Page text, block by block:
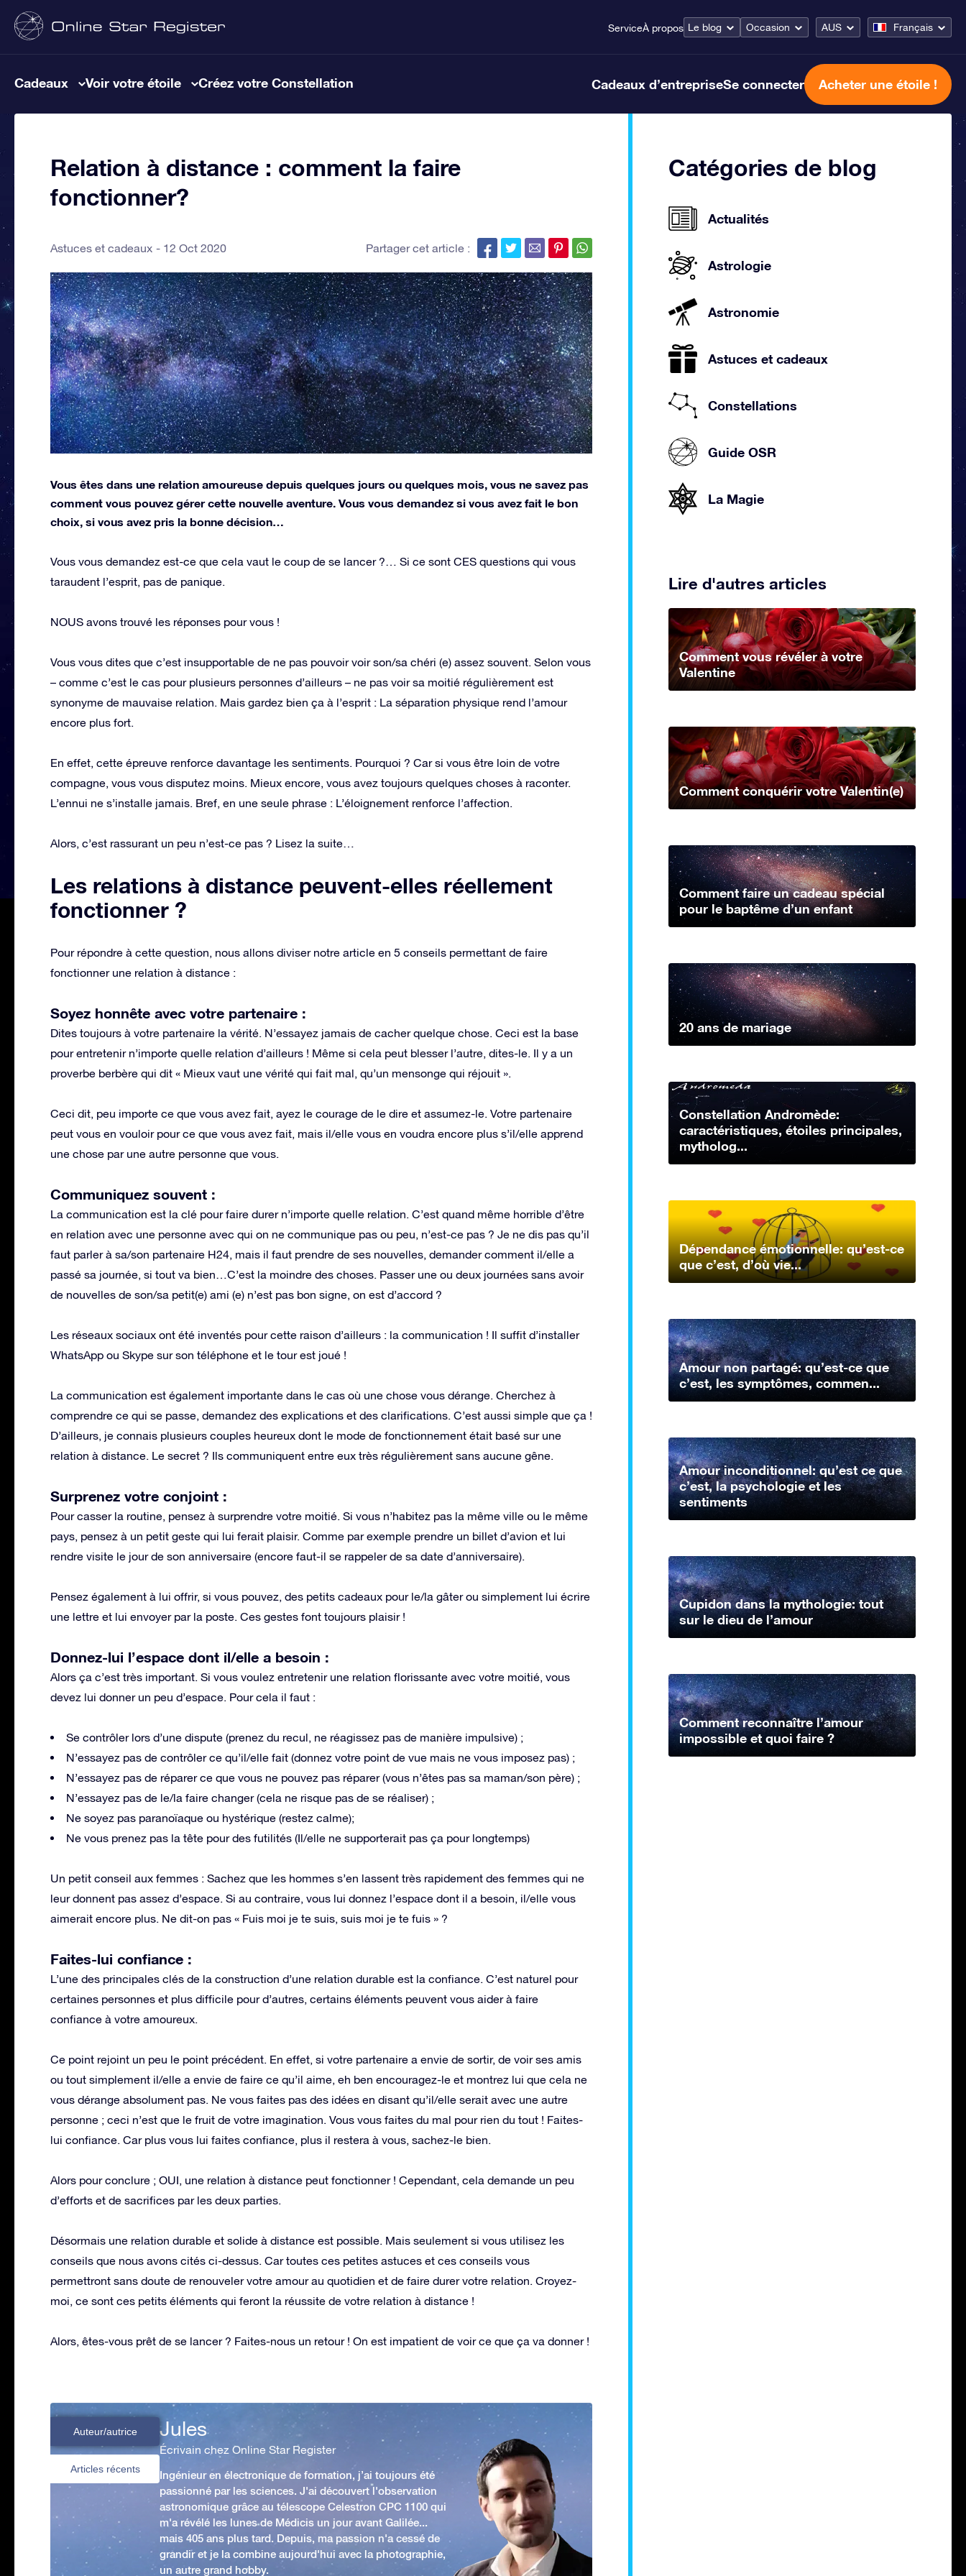
ServiceÀ propos Le blog Occasion AUS Français
Cadeaux Voir votre étoile Créez votre Constellation Cadeaux d’entrepriseSe connecter Acheter une étoile !
Relation à distance : comment la faire
fonctionner?
Astuces et cadeaux 12 Oct 2020 Partager cet article :
Vous êtes dans une relation amoureuse depuis quelques jours ou quelques mois, vous ne savez pas
comment vous pouvez gérer cette nouvelle aventure. Vous vous demandez si vous avez fait le bon
choix, si vous avez pris la bonne décision…
Vous vous demandez est-ce que cela vaut le coup de se lancer ?… Si ce sont CES questions qui vous
taraudent l’esprit, pas de panique.
NOUS avons trouvé les réponses pour vous !
Vous vous dites que c’est insupportable de ne pas pouvoir voir son/sa chéri (e) assez souvent. Selon vous
– comme c’est le cas pour plusieurs personnes d’ailleurs – ne pas voir sa moitié régulièrement est
synonyme de mauvaise relation. Mais gardez bien ça à l’esprit : La séparation physique rend l’amour
encore plus fort.
En effet, cette épreuve renforce davantage les sentiments. Pourquoi ? Car si vous être loin de votre
compagne, vous vous disputez moins. Mieux encore, vous avez toujours quelques choses à raconter.
L’ennui ne s’installe jamais. Bref, en une seule phrase : L’éloignement renforce l’affection.
Alors, c’est rassurant un peu n’est-ce pas ? Lisez la suite…
Les relations à distance peuvent-elles réellement
fonctionner ?
Pour répondre à cette question, nous allons diviser notre article en 5 conseils permettant de faire
fonctionner une relation à distance :
Soyez honnête avec votre partenaire :
Dites toujours à votre partenaire la vérité. N’essayez jamais de cacher quelque chose. Ceci est la base
pour entretenir n’importe quelle relation d’ailleurs ! Même si cela peut blesser l’autre, dites-le. Il y a un
proverbe berbère qui dit « Mieux vaut une vérité qui fait mal, qu’un mensonge qui réjouit ».
Ceci dit, peu importe ce que vous avez fait, ayez le courage de le dire et assumez-le. Votre partenaire
peut vous en vouloir pour ce que vous avez fait, mais il/elle vous en voudra encore plus s’il/elle apprend
une chose par une autre personne que vous.
Communiquez souvent :
La communication est la clé pour faire durer n’importe quelle relation. C’est quand même horrible d’être
en relation avec une personne avec qui on ne communique pas ou peu, n’est-ce pas ? Je ne dis pas qu’il
faut parler à sa/son partenaire H24, mais il faut prendre de ses nouvelles, demander comment il/elle a
passé sa journée, si tout va bien…C’est la moindre des choses. Passer une ou deux journées sans avoir
de nouvelles de son/sa petit(e) ami (e) n’est pas bon signe, on est d’accord ?
Les réseaux sociaux ont été inventés pour cette raison d’ailleurs : la communication ! Il suffit d’installer
WhatsApp ou Skype sur son téléphone et le tour est joué !
La communication est également importante dans le cas où une chose vous dérange. Cherchez à
comprendre ce qui se passe, demandez des explications et des clarifications. C’est aussi simple que ça !
D’ailleurs, je connais plusieurs couples heureux dont le mode de fonctionnement était basé sur une
relation à distance. Le secret ? Ils communiquent entre eux très régulièrement sans aucune gêne.
Surprenez votre conjoint :
Pour casser la routine, pensez à surprendre votre moitié. Si vous n’habitez pas la même ville ou le même
pays, pensez à un petit geste qui lui ferait plaisir. Comme par exemple prendre un billet d’avion et lui
rendre visite le jour de son anniversaire (encore faut-il se rappeler de sa date d’anniversaire).
Pensez également à lui offrir, si vous pouvez, des petits cadeaux pour le/la gâter ou simplement lui écrire
une lettre et lui envoyer par la poste. Ces gestes font toujours plaisir !
Donnez-lui l’espace dont il/elle a besoin :
Alors ça c’est très important. Si vous voulez entretenir une relation florissante avec votre moitié, vous
devez lui donner un peu d’espace. Pour cela il faut :
Se contrôler lors d’une dispute (prenez du recul, ne réagissez pas de manière impulsive) ;
N’essayez pas de contrôler ce qu’il/elle fait (donnez votre point de vue mais ne vous imposez pas) ;
N’essayez pas de réparer ce que vous ne pouvez pas réparer (vous n’êtes pas sa maman/son père) ;
N’essayez pas de le/la faire changer (cela ne risque pas de se réaliser) ;
Ne soyez pas paranoïaque ou hystérique (restez calme);
Ne vous prenez pas la tête pour des futilités (Il/elle ne supporterait pas ça pour longtemps)
Un petit conseil aux femmes : Sachez que les hommes s’en lassent très rapidement des femmes qui ne
leur donnent pas assez d’espace. Si au contraire, vous lui donnez l’espace dont il a besoin, il/elle vous
aimerait encore plus. Ne dit-on pas « Fuis moi je te suis, suis moi je te fuis » ?
Faites-lui confiance :
L’une des principales clés de la construction d’une relation durable est la confiance. C’est naturel pour
certaines personnes et plus difficile pour d’autres, certains éléments peuvent vous aider à faire
confiance à votre amoureux.
Ce point rejoint un peu le point précédent. En effet, si votre partenaire a envie de sortir, de voir ses amis
ou tout simplement il/elle a envie de faire ce qu’il aime, eh ben encouragez-le et montrez lui que cela ne
vous dérange absolument pas. Ne vous faites pas des idées en disant qu’il/elle serait avec une autre
personne ; ceci n’est que le fruit de votre imagination. Vous vous faites du mal pour rien du tout ! Faites-
lui confiance. Car plus vous lui faites confiance, plus il restera à vous, sachez-le bien.
Alors pour conclure ; OUI, une relation à distance peut fonctionner ! Cependant, cela demande un peu
d’efforts et de sacrifices par les deux parties.
Désormais une relation durable et solide à distance est possible. Mais seulement si vous utilisez les
conseils que nous avons cités ci-dessus. Car toutes ces petites astuces et ces conseils vous
permettront sans doute de renouveler votre amour au quotidien et de faire durer votre relation. Croyez-
moi, ce sont ces petits éléments qui feront la réussite de votre relation à distance !
Alors, êtes-vous prêt de se lancer ? Faites-nous un retour ! On est impatient de voir ce que ça va donner !
Auteur/autrice
Articles récents
Jules
Écrivain chez Online Star Register
Ingénieur en électronique de formation, j’ai toujours été
passionné par les sciences. J'ai découvert l'observation
astronomique grâce au télescope Celestron CPC 1100 qui
m'a révélé les lunes de Médicis un jour avant Galilée...
mais 405 ans plus tard. Depuis, ma passion n'a cessé de
grandir et je la combine aujourd'hui avec la photographie,
un autre grand hobby.
Catégories de blog
Actualités
Astrologie
Astronomie
Astuces et cadeaux
Constellations
Guide OSR
La Magie
Lire d'autres articles
Comment vous révéler à votre
Valentine
Comment conquérir votre Valentin(e)
Comment faire un cadeau spécial
pour le baptême d’un enfant
20 ans de mariage
Constellation Andromède:
caractéristiques, étoiles principales,
mytholog...
Dépendance émotionnelle: qu’est-ce
que c’est, d’où vie...
Amour non partagé: qu’est-ce que
c’est, les symptômes, commen...
Amour inconditionnel: qu’est ce que
c’est, la psychologie et les
sentiments
Cupidon dans la mythologie: tout
sur le dieu de l’amour
Comment reconnaître l’amour
impossible et quoi faire ?